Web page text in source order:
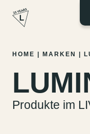
Zum
springen
HOME MARKEN
Produkte im